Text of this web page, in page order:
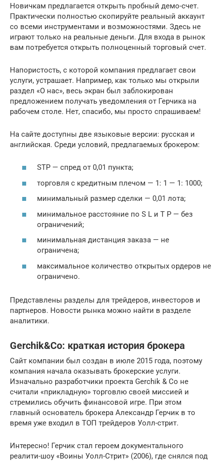
Новичкам предлагается открыть пробный демо-счет.
Практически полностью скопируйте реальный аккаунт
со всеми инструментами и возможностями. Здесь не
играют только на реальные деньги. Для входа в рынок
вам потребуется открыть полноценный торговый счет.
Напористость, с которой компания предлагает свои
услуги, устрашает. Например, как только мы открыли
раздел «О нас», весь экран был заблокирован
предложением получать уведомления от Герчика на
рабочем столе. Нет, спасибо, мы просто спрашиваем!
На сайте доступны две языковые версии: русская и
английская. Среди условий, предлагаемых брокером:
STP — спред от 0,01 пункта;
торговля с кредитным плечом — 1: 1 — 1: 1000;
минимальный размер сделки — 0,01 лота;
минимальное расстояние по S L и T P — без
ограничений;
минимальная дистанция заказа — не
ограничена;
максимальное количество открытых ордеров не
ограничено.
Представлены разделы для трейдеров, инвесторов и
партнеров. Новости рынка можно найти в разделе
аналитики.
Gerchik&Сo: краткая история брокера
Сайт компании был создан в июле 2015 года, поэтому
компания начала оказывать брокерские услуги.
Изначально разработчики проекта Gerchik & Co не
считали «прикладную» торговлю своей миссией и
стремились обучить финансовой игре. При этом
главный основатель брокера Александр Герчик в то
время уже входил в ТОП трейдеров Уолл-стрит.
Интересно! Герчик стал героем документального
реалити-шоу «Воины Уолл-Стрит» (2006), где снялся под